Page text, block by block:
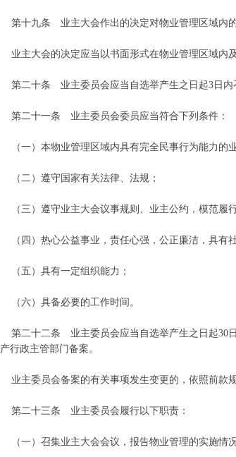
第十九条 业主大会作出的决定对物业管理区域内的
业主大会的决定应当以书面形式在物业管理区域内及
第二十条 业主委员会应当自选举产生之日起3日内
第二十一条 业主委员会委员应当符合下列条件：
（一）本物业管理区域内具有完全民事行为能力的业
（二）遵守国家有关法律、法规；
（三）遵守业主大会议事规则、业主公约，模范履
（四）热心公益事业，责任心强，公正廉洁，具有
（五）具有一定组织能力；
（六）具备必要的工作时间。
第二十二条 业主委员会应当自选举产生之日起30
产行政主管部门备案。
业主委员会备案的有关事项发生变更的，依照前款规
第二十三条 业主委员会履行以下职责：
（一）召集业主大会会议，报告物业管理的实施情况